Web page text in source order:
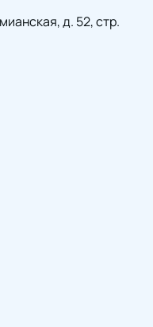
о стоимости
частью этого
д. 52, стр.